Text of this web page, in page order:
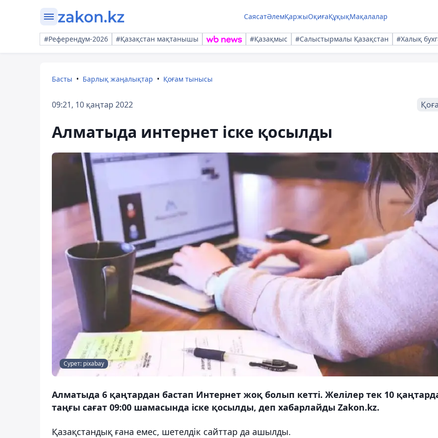
СаясатӘлемҚаржыОқиғаҚұқықМақалалар
#Референдум-2026 #Қазақстан мақтанышы #Қазақмыс #Салыстырмалы Қазақстан #Халық
Басты Барлық жаңалықтар Қоғам тынысы
09:21, 10 қаңтар 2022
Алматыда интернет іске қосылды
Сурет: pixabay
Алматыда 6 қаңтардан бастап Интернет жоқ болып кетті. Желілер тек 10
таңғы сағат 09:00 шамасында іске қосылды, деп хабарлайды Zakon.kz.
Қазақстандық ғана емес, шетелдік сайттар да ашылды.